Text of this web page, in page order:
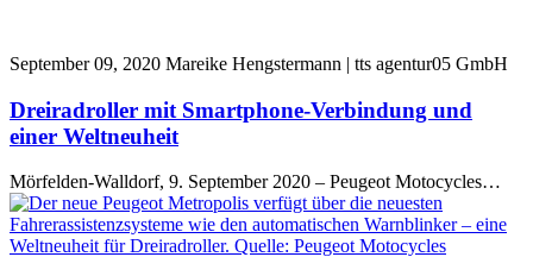
September 09, 2020 Mareike Hengstermann | tts agentur05 GmbH
Dreiradroller mit Smartphone-Verbindung und
einer Weltneuheit
Mörfelden-Walldorf, 9. September 2020 – Peugeot Motocycles…